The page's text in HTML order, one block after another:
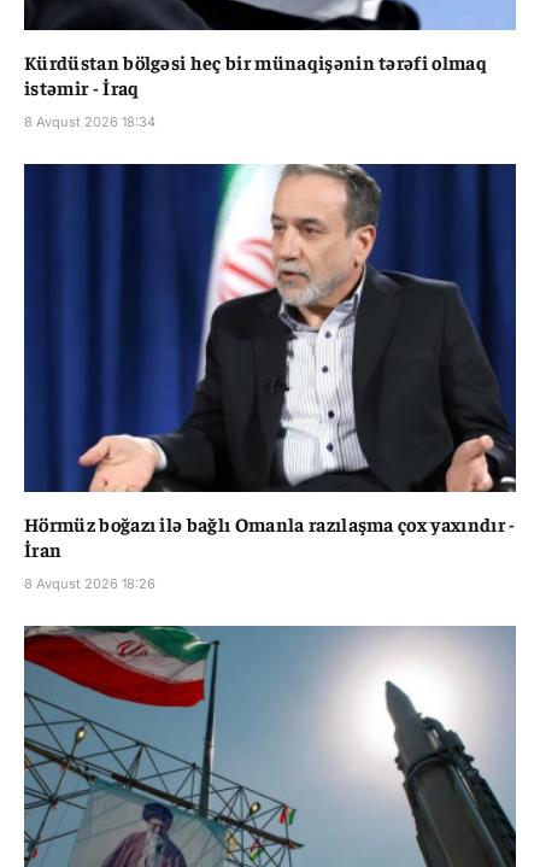
Kürdüstan bölgəsi heç bir münaqişənin tərəfi olmaq
istəmir - İraq
8 Avqust 2026 18:34
Hörmüz boğazı ilə bağlı Omanla razılaşma çox yaxındır -
İran
8 Avqust 2026 18:26